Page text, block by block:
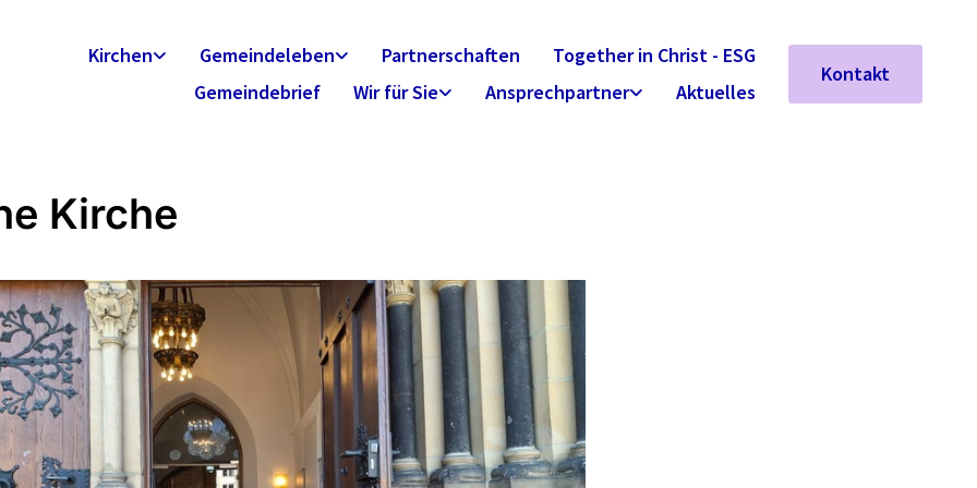
Kirchen Gemeindeleben Partnerschaften
Together in Christ - ESG
Gemeindebrief
Wir für Sie Ansprechpartner Aktuelles
Kontakt
Kirche